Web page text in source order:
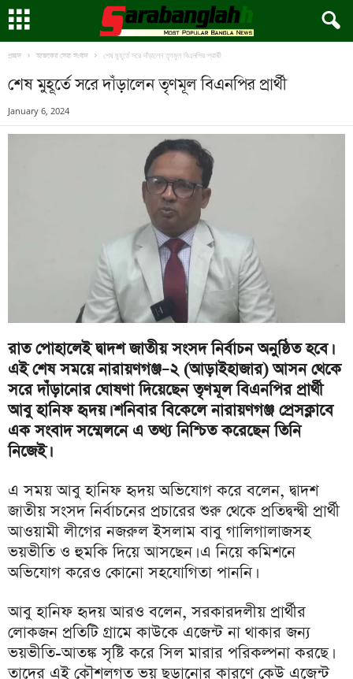
প্রচ্ছদ আজকের সেরা সংবাদ শেষ মুহূর্তে সরে দাঁড়ালেন তৃণমূল বিএনপির প্রার্থী
শেষ মুহূর্তে সরে দাঁড়ালেন তৃণমূল বিএনপির প্রার্থী
January 6, 2024
রাত পোহালেই দ্বাদশ জাতীয় সংসদ নির্বাচন অনুষ্ঠিত হবে।
এই শেষ সময়ে নারায়ণগঞ্জ–২ (আড়াইহাজার) আসন থেকে
সরে দাঁড়ানোর ঘোষণা দিয়েছেন তৃণমূল বিএনপির প্রার্থী
আবু হানিফ হৃদয়। শনিবার বিকেলে নারায়ণগঞ্জ প্রেসক্লাবে
এক সংবাদ সম্মেলনে এ তথ্য নিশ্চিত করেছেন তিনি
নিজেই।
এ সময় আবু হানিফ হৃদয় অভিযোগ করে বলেন, দ্বাদশ
জাতীয় সংসদ নির্বাচনের প্রচারের শুরু থেকে প্রতিদ্বন্দ্বী প্রার্থী
আওয়ামী লীগের নজরুল ইসলাম বাবু গালিগালাজসহ
ভয়ভীতি ও হুমকি দিয়ে আসছেন। এ নিয়ে কমিশনে
অভিযোগ করেও কোনো সহযোগিতা পাননি।
আবু হানিফ হৃদয় আরও বলেন, সরকারদলীয় প্রার্থীর
লোকজন প্রতিটি গ্রামে কাউকে এজেন্ট না থাকার জন্য
ভয়ভীতি-আতঙ্ক সৃষ্টি করে সিল মারার পরিকল্পনা করছে।
তাদের এই কৌশলগত ভয় ছড়ানোর কারণে কেউ এজেন্ট